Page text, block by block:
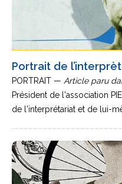
Portrait de
PORTRAIT — Article paru
Président de l'association
de l'interprétariat et de lui-